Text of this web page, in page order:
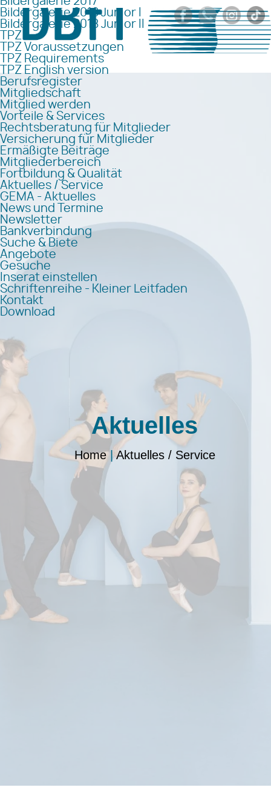
Bildergalerie 2018 Junior I
Bildergalerie 2018 Junior II
TPZ
TPZ Voraussetzungen
TPZ Requirements
TPZ English version
Berufsregister
Mitgliedschaft
Mitglied werden
Vorteile & Services
Rechtsberatung für Mitglieder
Versicherung für Mitglieder
Ermäßigte Beiträge
Mitgliederbereich
Fortbildung & Qualität
Aktuelles / Service
GEMA - Aktuelles
News und Termine
Newsletter
Bankverbindung
Suche & Biete
Angebote
Gesuche
Inserat einstellen
Schriftenreihe - Kleiner Leitfaden
Kontakt
Download
Aktuelles
Home|Aktuelles / Service